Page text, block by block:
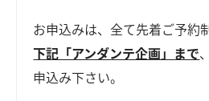
お申込みは、全て先着ご予約
下記「アンダンテ企画」まで
申込み下さい。